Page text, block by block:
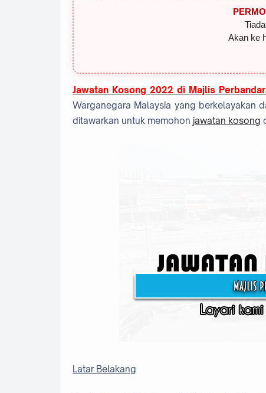
Akan ke
Jawatan Kosong 2022 di Majlis
Warganegara Malaysia yang berkelayakan
ditawarkan untuk memohon jawatan kosong
Latar Belakang